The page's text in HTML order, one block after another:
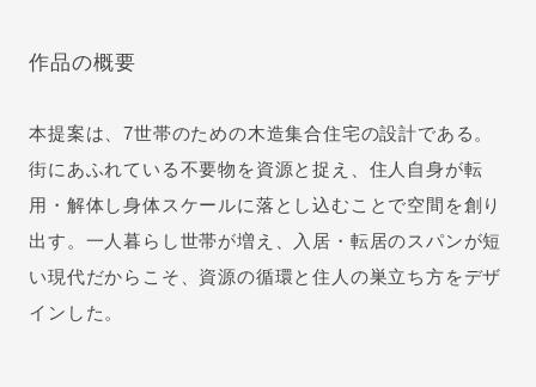
作品の概要
本提案は、7世帯のための木造集合住宅の設計である。
街にあふれている不要物を資源と捉え、住人自身が転
用・解体し身体スケールに落とし込むことで空間を創り
出す。一人暮らし世帯が増え、入居・転居のスパンが短
い現代だからこそ、資源の循環と住人の巣立ち方をデザ
インした。